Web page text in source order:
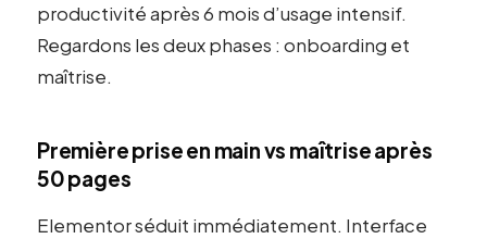
productivité après 6 mois d’usage intensif.
Regardons les deux phases : onboarding et
maîtrise.
Première prise en main vs maîtrise après
50 pages
Elementor séduit immédiatement. Interface